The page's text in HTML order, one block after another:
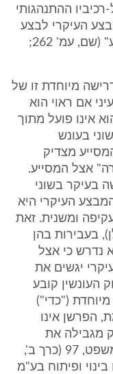
ההתנהגותי
העיקרי לבצע
את העבירה או להקל עליו את הביצוע" (שם, עמ' 262;
מיוחדת זו של
אם ראוי הוא
אינו פועל מתוך
בעונש
מצדיק
אצל המסייע.
בעיקר בשוני
העיקרי היא
ומשנית. זאת
(ראו פסקה 24 להלן), בעבירות בהן
נדרש כי אצל
יגשים את
העונשין קובע
("כדי")
הפרשן אינו
מגבילה את
הפרשן (לדוגמה, א' ברק, פרשנות במשפט, 97 (כרך ב',
מודיעים בינוי ופיתוח בע"מ